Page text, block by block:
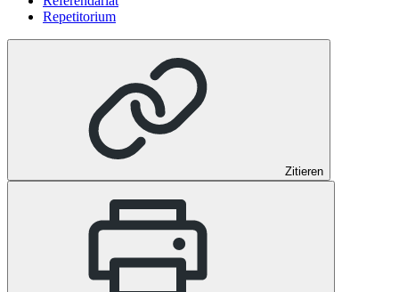
Repetitorium
Zitieren